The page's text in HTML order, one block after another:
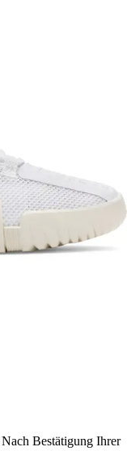
Nach Bestätigung Ihrer